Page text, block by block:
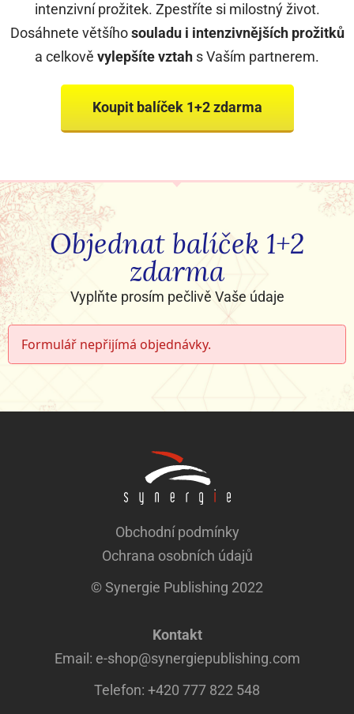
intenzivní prožitek. Zpestříte si milostný život.
Dosáhnete většíhosouladu i intenzivnějších prožitků
a celkově vylepšíte vztah s Vaším partnerem.
Koupit balíček 1+2 zdarma
Objednat balíček 1+2
zdarma
Vyplňte prosím pečlivě Vaše údaje
Formulář nepřijímá objednávky.
Obchodní podmínky
Ochrana osobních údajů
© Synergie Publishing 2022
Kontakt
Email: e-shop@synergiepublishing.com
Telefon: +420 777 822 548